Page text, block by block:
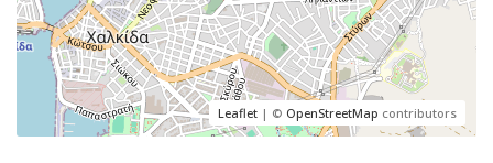
Leaflet | © OpenStreetMap contributors